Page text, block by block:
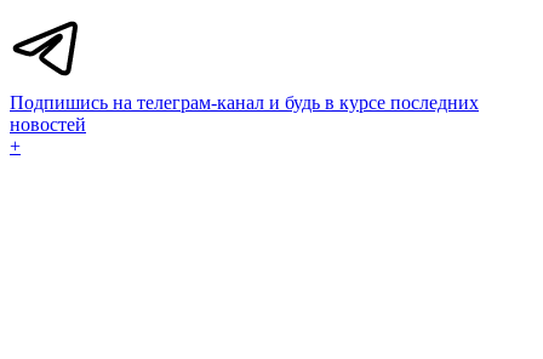
Подпишись на телеграм-канал и будь в курсе последних
новостей
+